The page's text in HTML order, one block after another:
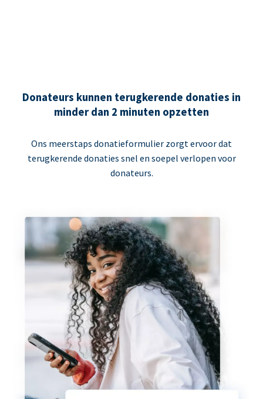
Donateurs kunnen terugkerende donaties in
minder dan 2 minuten opzetten
Ons meerstaps donatieformulier zorgt ervoor dat
terugkerende donaties snel en soepel verlopen voor
donateurs.